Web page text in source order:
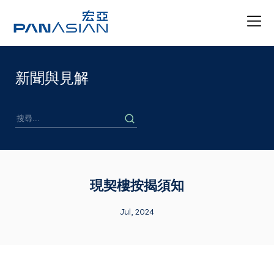
新聞與見解
現契樓按揭須知
Jul, 2024